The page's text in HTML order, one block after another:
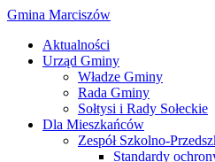
Gmina Marciszów
Aktualności
Urząd Gminy
Władze Gminy
Rada Gminy
Sołtysi i Rady Sołeckie
Dla Mieszkańców
Zespół Szkolno-
Standardy